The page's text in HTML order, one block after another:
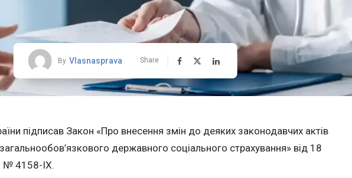
By Vlasnasprava Share
підписав Закон «Про внесення змін до деяких законодавчих актів
державного соціального страхування» від 18
№ 4158-IX.